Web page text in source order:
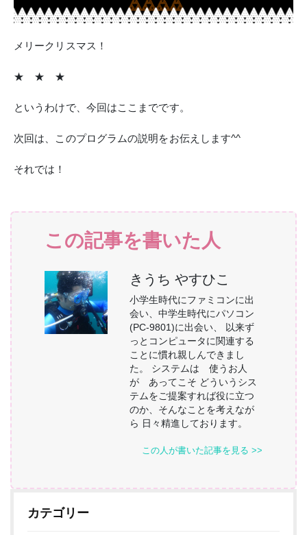
メリークリスマス！
★ ★ ★
というわけで、今回はここまでです。
次回は、このプログラムの説明をお伝えします^^
それでは！
この記事を書いた人
きうち やすひこ
小学生時代にファミコンに出
会い、中学生時代にパソコン
(PC-9801)に出会い、 以来ず
っとコンピュータに関連する
ことに慣れ親しんできまし
た。 システムは 使うお人
が あってこそ どういうシス
テムをご提案すれば役に立つ
のか、そんなことを考えなが
ら 日々精進しております。
この人が書いた記事を見る >>
カテゴリー